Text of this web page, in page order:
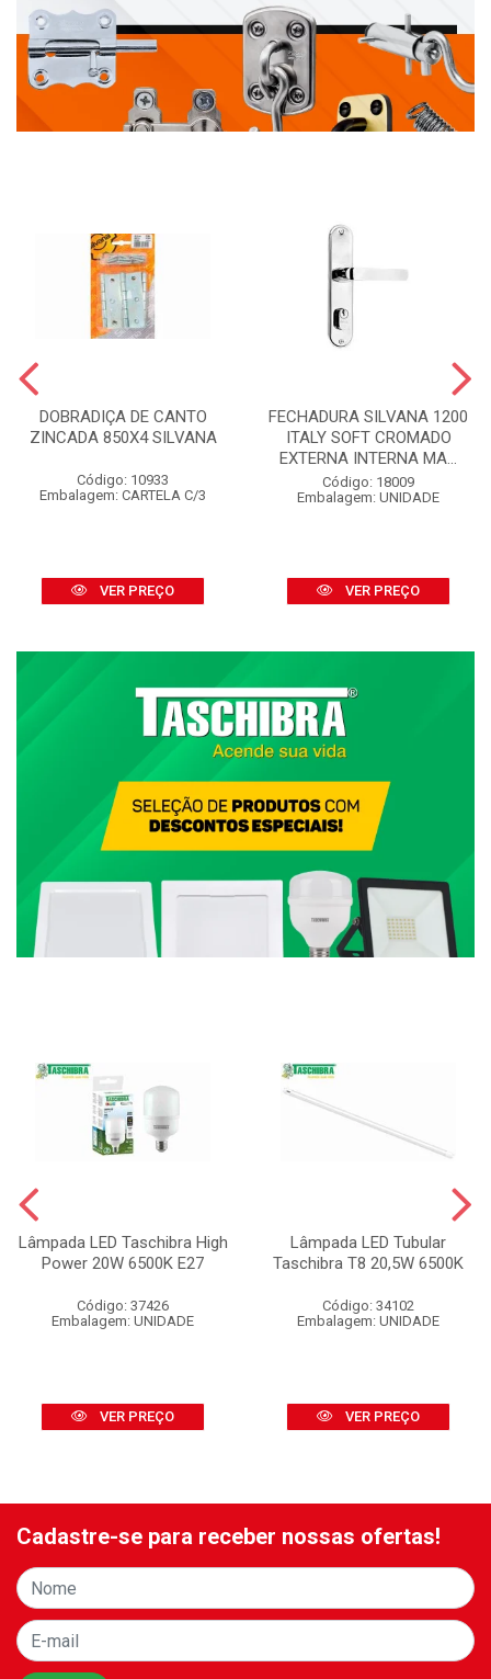
DOBRADIÇA DE CANTO
ZINCADA 850X4 SILVANA
Código: 10933
Embalagem: CARTELA C/3
VER PREÇO
FECHADURA SILVANA 1200
ITALY SOFT CROMADO
EXTERNA INTERNA MA...
Código: 18009
Embalagem: UNIDADE
VER PREÇO
Lâmpada LED Taschibra High
Power 20W 6500K E27
Código: 37426
Embalagem: UNIDADE
VER PREÇO
Lâmpada LED Tubular
Taschibra T8 20,5W 6500K
Código: 34102
Embalagem: UNIDADE
VER PREÇO
Cadastre-se para receber nossas ofertas!